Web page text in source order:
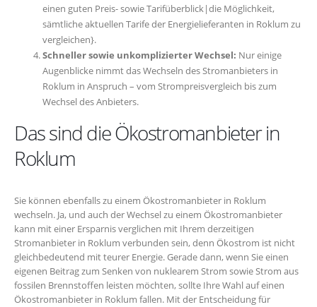
einen guten Preis- sowie Tarifüberblick|die Möglichkeit,
sämtliche aktuellen Tarife der Energielieferanten in Roklum zu
vergleichen}.
Schneller sowie unkomplizierter Wechsel: Nur einige
Augenblicke nimmt das Wechseln des Stromanbieters in
Roklum in Anspruch – vom Strompreisvergleich bis zum
Wechsel des Anbieters.
Das sind die Ökostromanbieter in
Roklum
Sie können ebenfalls zu einem Ökostromanbieter in Roklum
wechseln. Ja, und auch der Wechsel zu einem Ökostromanbieter
kann mit einer Ersparnis verglichen mit Ihrem derzeitigen
Stromanbieter in Roklum verbunden sein, denn Ökostrom ist nicht
gleichbedeutend mit teurer Energie. Gerade dann, wenn Sie einen
eigenen Beitrag zum Senken von nuklearem Strom sowie Strom aus
fossilen Brennstoffen leisten möchten, sollte Ihre Wahl auf einen
Ökostromanbieter in Roklum fallen. Mit der Entscheidung für